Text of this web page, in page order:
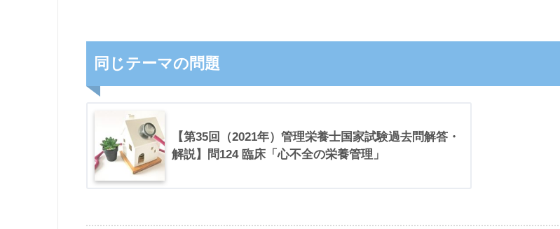
同じテーマの問題
【第35回（2021年）管理栄養士国家試験過去問解答・
解説】問124 臨床「心不全の栄養管理」